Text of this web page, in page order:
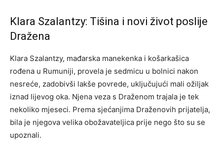
Klara Szalantzy: Tišina i novi život poslije
Dražena
Klara Szalantzy, mađarska manekenka i košarkašica
rođena u Rumuniji, provela je sedmicu u bolnici nakon
nesreće, zadobivši lakše povrede, uključujući mali ožiljak
iznad lijevog oka. Njena veza s Draženom trajala je tek
nekoliko mjeseci. Prema sjećanjima Draženovih prijatelja,
bila je njegova velika obožavateljica prije nego što su se
upoznali.